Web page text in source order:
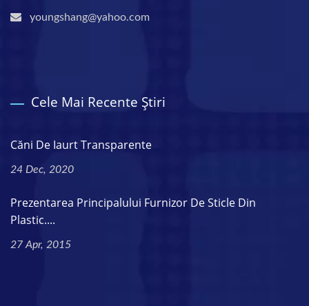
youngshang@yahoo.com
Cele Mai Recente Știri
Căni De Iaurt Transparente
24 Dec, 2020
Prezentarea Principalului Furnizor De Sticle Din
Plastic....
27 Apr, 2015